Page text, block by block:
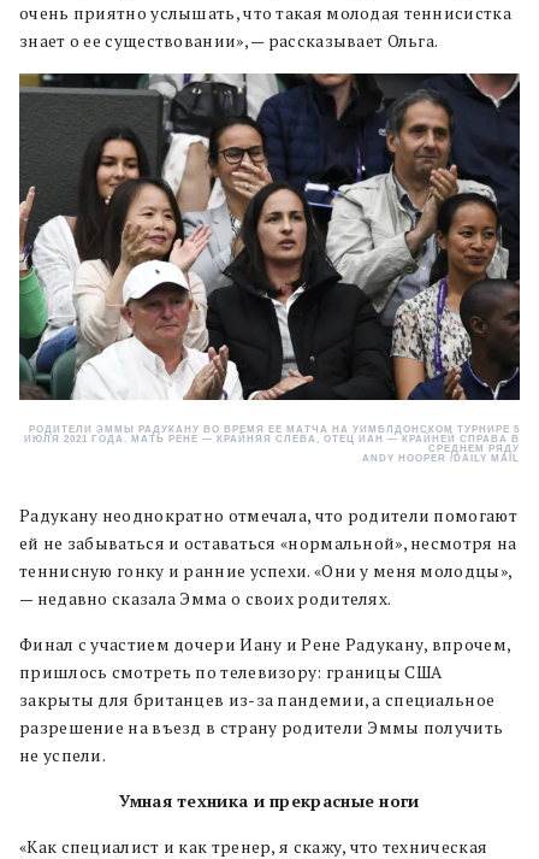
очень приятно услышать, что такая молодая теннисистка
знает о ее существовании», — рассказывает Ольга.
РОДИТЕЛИ ЭММЫ РАДУКАНУ ВО ВРЕМЯ ЕЕ МАТЧА НА УИМБЛДОНСКОМ ТУРНИРЕ 5
ИЮЛЯ 2021 ГОДА. МАТЬ РЕНЕ — КРАЙНЯЯ СЛЕВА, ОТЕЦ ИАН — КРАЙНЕЙ СПРАВА В
СРЕДНЕМ РЯДУ
ANDY HOOPER /DAILY MAIL
Радукану неоднократно отмечала, что родители помогают
ей не забываться и оставаться «нормальной», несмотря на
теннисную гонку и ранние успехи. «Они у меня молодцы»,
— недавно сказала Эмма о своих родителях.
Финал с участием дочери Иану и Рене Радукану, впрочем,
пришлось смотреть по телевизору: границы США
закрыты для британцев из-за пандемии, а специальное
разрешение на въезд в страну родители Эммы получить
не успели.
Умная техника и прекрасные ноги
«Как специалист и как тренер, я скажу, что техническая